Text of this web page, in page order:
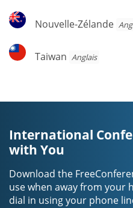
Nouvelle-
Zélande
Nouvelle-Zélande
Taiwan
Taiwan Anglais
International
with You
Download the
use when away from your
dial in using your phone